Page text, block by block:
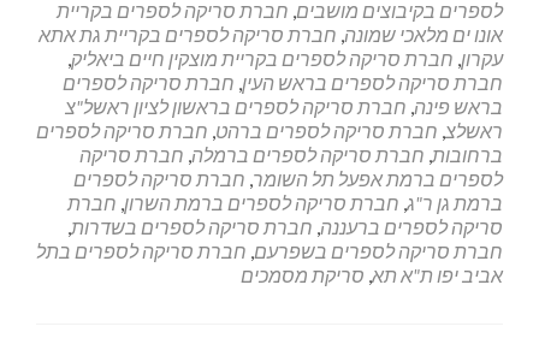
לספרים בקיבוצים מושבים, חברת סריקה לספרים בקריית
אונו ים מלאכי שמונה, חברת סריקה לספרים בקריית גת אתא
עקרון, חברת סריקה לספרים בקריית מוצקין חיים ביאליק,
חברת סריקה לספרים בראש העין, חברת סריקה לספרים
בראש פינה, חברת סריקה לספרים בראשון לציון ראשל"צ
ראשלצ, חברת סריקה לספרים ברהט, חברת סריקה לספרים
ברחובות, חברת סריקה לספרים ברמלה, חברת סריקה
לספרים ברמת אפעל תל השומר, חברת סריקה לספרים
ברמת גן ר"ג, חברת סריקה לספרים ברמת השרון, חברת
סריקה לספרים ברעננה, חברת סריקה לספרים בשדרות,
חברת סריקה לספרים בשפרעם, חברת סריקה לספרים בתל
אביב יפו ת"א תא, סריקת מסמכים